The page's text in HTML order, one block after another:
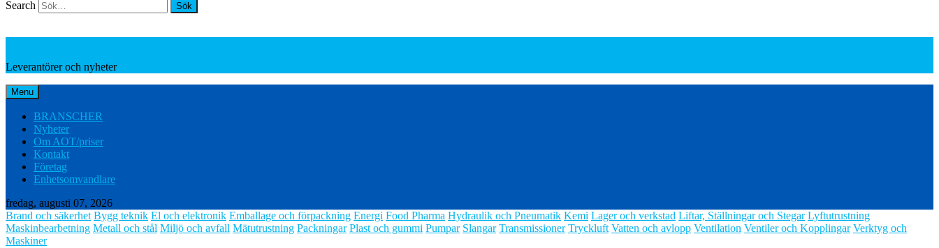
Search
Leverantörer och nyheter
Menu
BRANSCHER
Nyheter
Om AOT/priser
Kontakt
Företag
Enhetsomvandlare
fredag, augusti 07, 2026
Brand och säkerhet Bygg teknik El och elektronik Emballage och förpackning Energi Food Pharma Hydraulik och Pneumatik Kemi Lager och verkstad Liftar, Ställningar och Stegar Lyftutrustning
Maskinbearbetning Metall och stål Miljö och avfall Mätutrustning Packningar Plast och gummi Pumpar Slangar Transmissioner Tryckluft Vatten och avlopp Ventilation Ventiler och Kopplingar Verktyg och
Maskiner